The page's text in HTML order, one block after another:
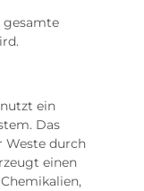
gesamte
ein
Das
Weste durch
einen